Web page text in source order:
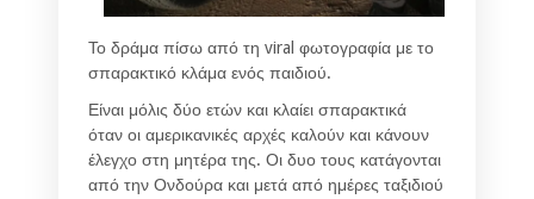
Το δράμα πίσω από τη viral φωτογραφία με το
σπαρακτικό κλάμα ενός παιδιού.
Είναι μόλις δύο ετών και κλαίει σπαρακτικά
όταν οι αμερικανικές αρχές καλούν και κάνουν
έλεγχο στη μητέρα της. Οι δυο τους κατάγονται
από την Ονδούρα και μετά από ημέρες ταξιδιού